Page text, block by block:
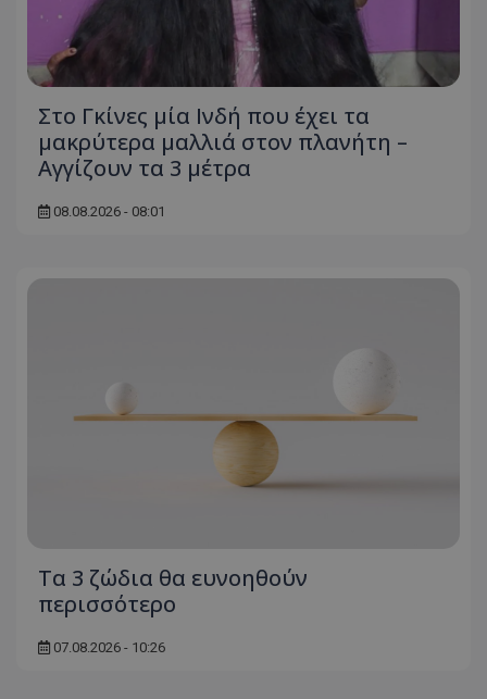
Στο Γκίνες μία Ινδή που έχει τα
μακρύτερα μαλλιά στον πλανήτη –
Αγγίζουν τα 3 μέτρα
08.08.2026 - 08:01
Τα 3 ζώδια θα ευνοηθούν
περισσότερο
07.08.2026 - 10:26